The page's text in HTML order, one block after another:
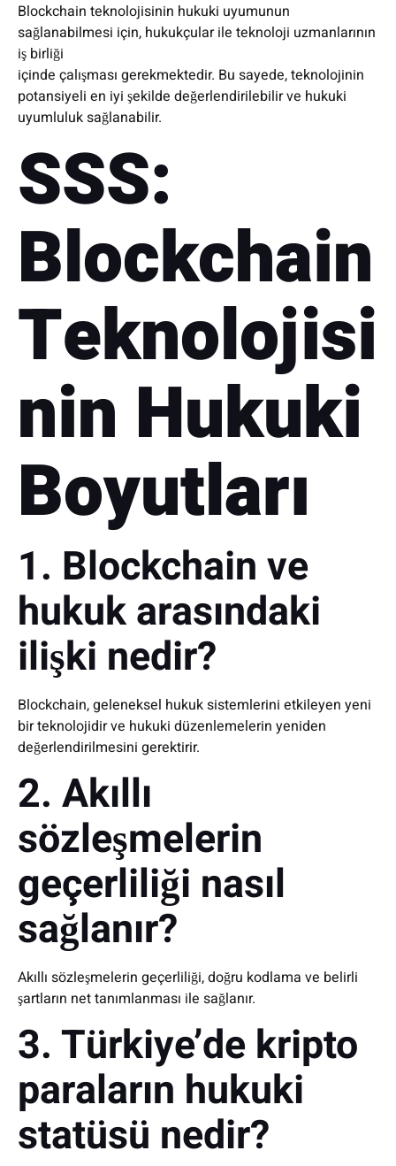
Blockchain teknolojisinin hukuki uyumunun
sağlanabilmesi için, hukukçular ile teknoloji uzmanlarının
iş birliği
içinde çalışması gerekmektedir. Bu sayede, teknolojinin
potansiyeli en iyi şekilde değerlendirilebilir ve hukuki
uyumluluk sağlanabilir.
SSS:
Blockchain
Teknolojisi
nin Hukuki
Boyutları
1. Blockchain ve
hukuk arasındaki
ilişki nedir?
Blockchain, geleneksel hukuk sistemlerini etkileyen yeni
bir teknolojidir ve hukuki düzenlemelerin yeniden
değerlendirilmesini gerektirir.
2. Akıllı
sözleşmelerin
geçerliliği nasıl
sağlanır?
Akıllı sözleşmelerin geçerliliği, doğru kodlama ve belirli
şartların net tanımlanması ile sağlanır.
3. Türkiye’de kripto
paraların hukuki
statüsü nedir?